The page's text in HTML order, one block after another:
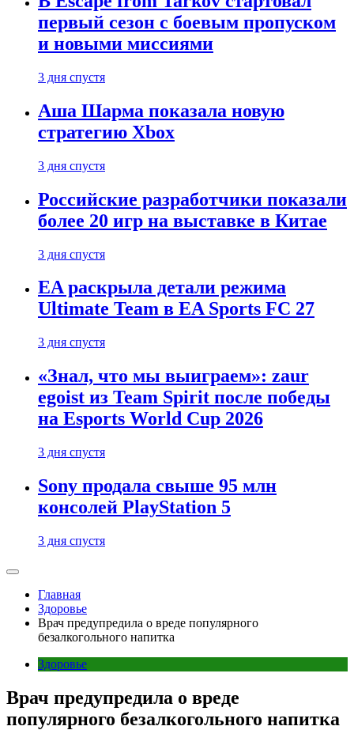
первый сезон с боевым пропуском
и новыми миссиями
3 дня спустя
Аша Шарма показала новую
стратегию Xbox
3 дня спустя
Российские разработчики показали
более 20 игр на выставке в Китае
3 дня спустя
EA раскрыла детали режима
Ultimate Team в EA Sports FC 27
3 дня спустя
«Знал, что мы выиграем»: zaur
egoist из Team Spirit после победы
на Esports World Cup 2026
3 дня спустя
Sony продала свыше 95 млн
консолей PlayStation 5
3 дня спустя
Главная
Здоровье
Врач предупредила о вреде популярного
безалкогольного напитка
Здоровье
Врач предупредила о вреде
популярного безалкогольного напитка